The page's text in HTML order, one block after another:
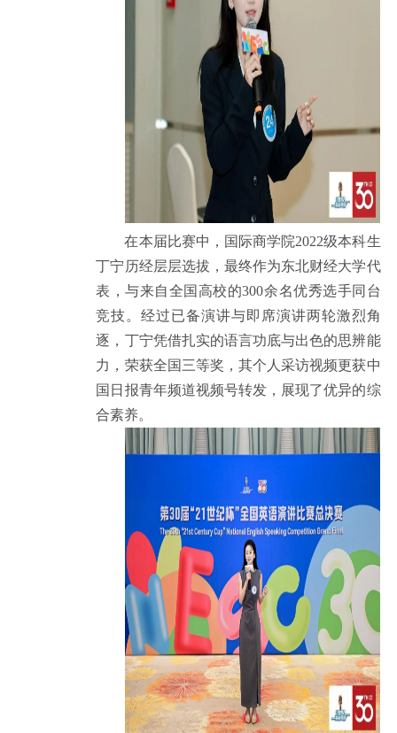
在本届比赛中，国际商学院2022级本科生
丁宁历经层层选拔，最终作为东北财经大学代
表，与来自全国高校的300余名优秀选手同台
竞技。经过已备演讲与即席演讲两轮激烈角
逐，丁宁凭借扎实的语言功底与出色的思辨能
力，荣获全国三等奖，其个人采访视频更获中
国日报青年频道视频号转发，展现了优异的综
合素养。